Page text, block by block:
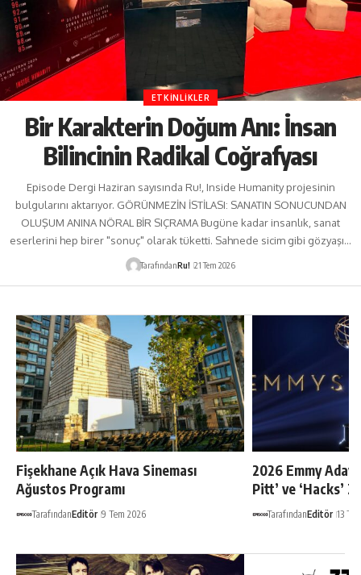
ETKINLIKLER
Bir Karakterin Doğum Anı: İnsan
Bilincinin Radikal Coğrafyası
Episode Dergi Haziran sayısında Ru!, Inside Humanity projesinin
bulgularını aktarıyor. GÖRÜNMEZİN İSTİLASI: SANATIN SONUCUNDAN
OLUŞUM ANINA NÖRAL BİR SIÇRAMA Bugüne kadar insanlık, sanat
eserlerini hep birer "sonuç" olarak tüketti. Sahnede sicim gibi gözyaşı…
TarafındanRu! 21 Tem 2026
Fişekhane Açık Hava Sineması
Ağustos Programı
TarafındanEditör 9 Tem 2026
2026 Emmy
Pitt’ ve ‘Hacks’
TarafındanEditör 13